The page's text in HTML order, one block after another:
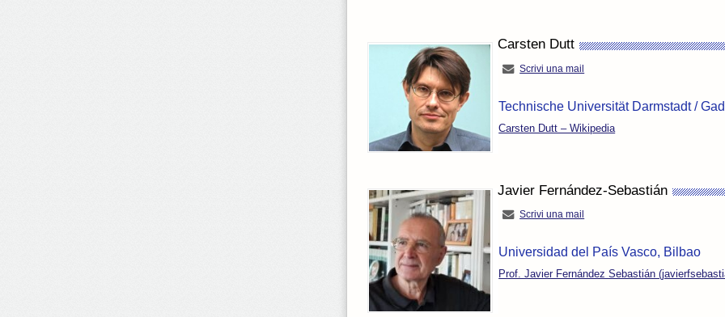
Carsten Dutt
Scrivi una mail
Technische Universität Darmstadt /
Carsten Dutt – Wikipedia
Javier Fernández-Sebastián
Scrivi una mail
Universidad del País Vasco, Bilbao
Prof. Javier Fernández Sebastián